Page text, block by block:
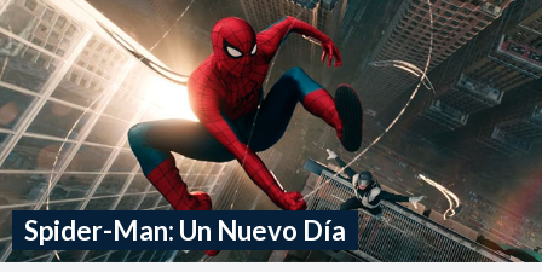
Spider-Man: Un Nuevo Día